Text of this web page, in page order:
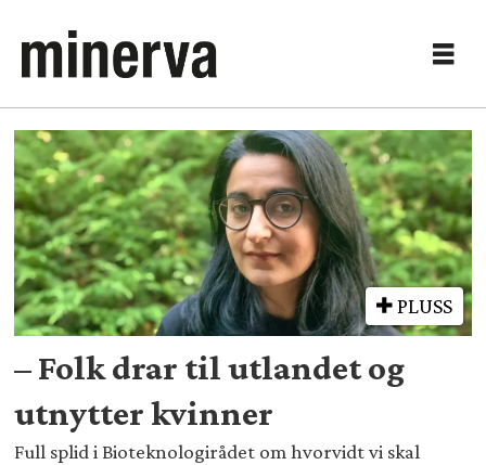
Tag:
bushra
ishaq
PLUSS
– Folk drar til utlandet og
utnytter kvinner
Full splid i Bioteknologirådet om hvorvidt vi skal